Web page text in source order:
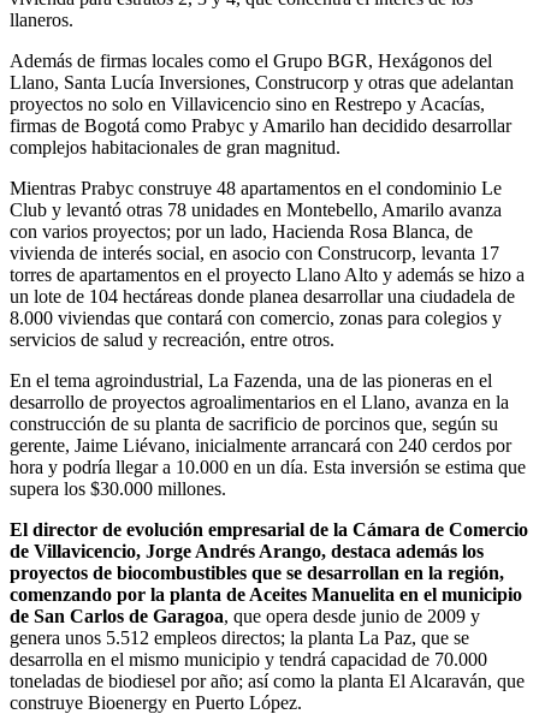
llaneros.
Además de firmas locales como el Grupo BGR, Hexágonos del
Llano, Santa Lucía Inversiones, Construcorp y otras que adelantan
proyectos no solo en Villavicencio sino en Restrepo y Acacías,
firmas de Bogotá como Prabyc y Amarilo han decidido desarrollar
complejos habitacionales de gran magnitud.
Mientras Prabyc construye 48 apartamentos en el condominio Le
Club y levantó otras 78 unidades en Montebello, Amarilo avanza
con varios proyectos; por un lado, Hacienda Rosa Blanca, de
vivienda de interés social, en asocio con Construcorp, levanta 17
torres de apartamentos en el proyecto Llano Alto y además se hizo a
un lote de 104 hectáreas donde planea desarrollar una ciudadela de
8.000 viviendas que contará con comercio, zonas para colegios y
servicios de salud y recreación, entre otros.
En el tema agroindustrial, La Fazenda, una de las pioneras en el
desarrollo de proyectos agroalimentarios en el Llano, avanza en la
construcción de su planta de sacrificio de porcinos que, según su
gerente, Jaime Liévano, inicialmente arrancará con 240 cerdos por
hora y podría llegar a 10.000 en un día. Esta inversión se estima que
supera los $30.000 millones.
El director de evolución empresarial de la Cámara de Comercio
de Villavicencio, Jorge Andrés Arango, destaca además los
proyectos de biocombustibles que se desarrollan en la región,
comenzando por la planta de Aceites Manuelita en el municipio
de San Carlos de Garagoa, que opera desde junio de 2009 y
genera unos 5.512 empleos directos; la planta La Paz, que se
desarrolla en el mismo municipio y tendrá capacidad de 70.000
toneladas de biodiesel por año; así como la planta El Alcaraván, que
construye Bioenergy en Puerto López.